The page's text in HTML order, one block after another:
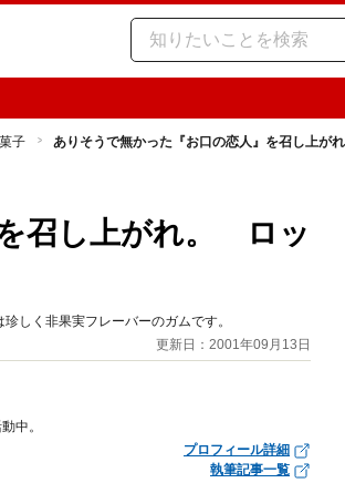
子 ありそうで無かった『お口の恋人』を召し上が
召し上がれ。 ロッ
しく非果実フレーバーのガムです。
更新日：2001年09月13日
中。
プロフィール詳細
執筆記事一覧